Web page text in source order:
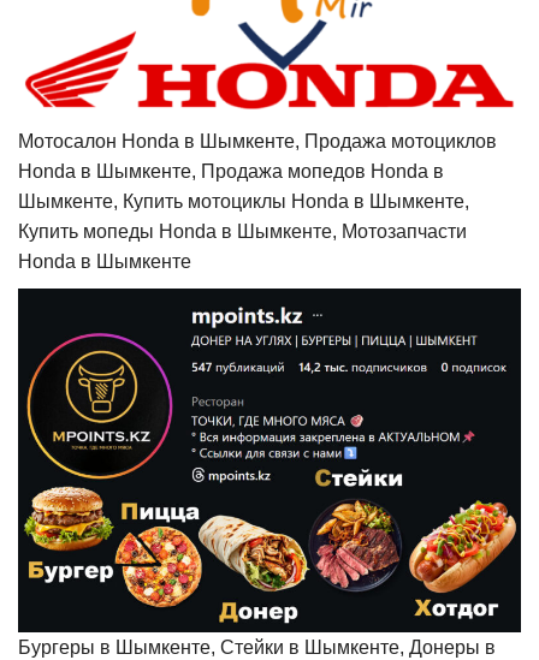
Мотосалон Honda в Шымкенте, Продажа мотоциклов
Honda в Шымкенте, Продажа мопедов Honda в
Шымкенте, Купить мотоциклы Honda в Шымкенте,
Купить мопеды Honda в Шымкенте, Мотозапчасти
Honda в Шымкенте
Бургеры в Шымкенте, Стейки в Шымкенте, Донеры в